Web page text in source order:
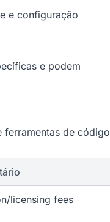
e configuração
e podem
ferramentas de código
licensing fees